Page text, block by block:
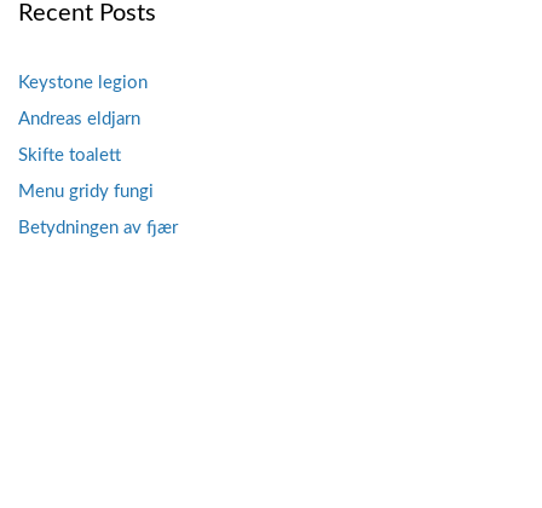
Recent Posts
Keystone legion
Andreas eldjarn
Skifte toalett
Menu gridy fungi
Betydningen av fjær